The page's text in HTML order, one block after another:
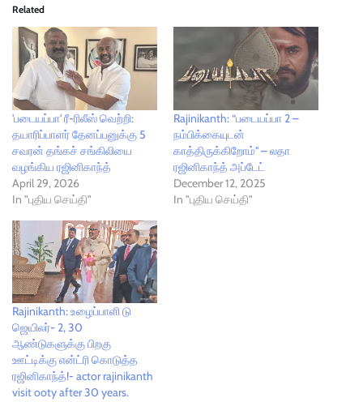
Related
'படையப்பா' ரீ-ரிலீஸ் வெற்றி:
தயாரிப்பாளர் தேனப்பனுக்கு 5
சவரன் தங்கச் சங்கிலியை
வழங்கிய ரஜினிகாந்த்
April 29, 2026
In "புதிய செய்தி"
Rajinikanth: “படையப்பா 2 –
நம்பிக்கையுடன்
காத்திருக்கிறோம்'' – லதா
ரஜினிகாந்த் அப்டேட்
December 12, 2025
In "புதிய செய்தி"
Rajinikanth: உழைப்பாளி டு
ஜெயிலர்- 2, 30
ஆண்டுகளுக்கு பிறகு
ஊட்டிக்கு என்ட்ரி கொடுத்த
ரஜினிகாந்த்!- actor rajinikanth
visit ooty after 30 years.